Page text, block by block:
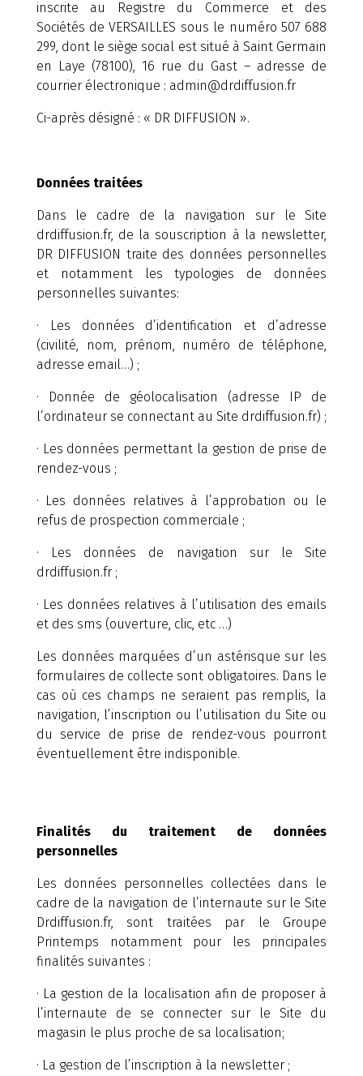
inscrite au Registre du Commerce et des
Sociétés de VERSAILLES sous le numéro 507 688
299, dont le siège social est situé à Saint Germain
en Laye (78100), 16 rue du Gast – adresse de
courrier électronique : admin@drdiffusion.fr
Ci-après désigné : « DR DIFFUSION ».
Données traitées
Dans le cadre de la navigation sur le Site
drdiffusion.fr, de la souscription à la newsletter,
DR DIFFUSION traite des données personnelles
et notamment les typologies de données
personnelles suivantes:
· Les données d’identification et d’adresse
(civilité, nom, prénom, numéro de téléphone,
adresse email…) ;
· Donnée de géolocalisation (adresse IP de
l’ordinateur se connectant au Site drdiffusion.fr) ;
· Les données permettant la gestion de prise de
rendez-vous ;
· Les données relatives à l’approbation ou le
refus de prospection commerciale ;
· Les données de navigation sur le Site
drdiffusion.fr ;
· Les données relatives à l’utilisation des emails
et des sms (ouverture, clic, etc …)
Les données marquées d’un astérisque sur les
formulaires de collecte sont obligatoires. Dans le
cas où ces champs ne seraient pas remplis, la
navigation, l’inscription ou l’utilisation du Site ou
du service de prise de rendez-vous pourront
éventuellement être indisponible.
Finalités du traitement de données
personnelles
Les données personnelles collectées dans le
cadre de la navigation de l’internaute sur le Site
Drdiffusion.fr, sont traitées par le Groupe
Printemps notamment pour les principales
finalités suivantes :
· La gestion de la localisation afin de proposer à
l’internaute de se connecter sur le Site du
magasin le plus proche de sa localisation;
· La gestion de l’inscription à la newsletter ;